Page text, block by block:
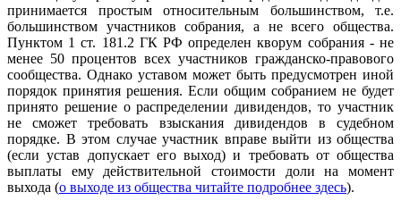
принимается простым относительным большинством, т.е.
большинством участников собрания, а не всего общества.
Пунктом 1 ст. 181.2 ГК РФ определен кворум собрания - не
менее 50 процентов всех участников гражданско-правового
сообщества. Однако уставом может быть предусмотрен иной
порядок принятия решения. Если общим собранием не будет
принято решение о распределении дивидендов, то участник
не сможет требовать взыскания дивидендов в судебном
порядке. В этом случае участник вправе выйти из общества
(если устав допускает его выход) и требовать от общества
выплаты ему действительной стоимости доли на момент
выхода (о выходе из общества читайте подробнее здесь).